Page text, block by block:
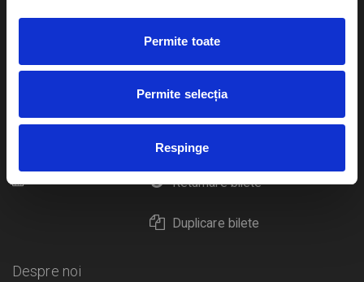
Permite toate
Permite selecția
Respinge
Cum comand bilete?
eBilet printat acasa
Livrare prin curier
Returnare bilete
Duplicare bilete
Cultura
Calendar
Despre noi